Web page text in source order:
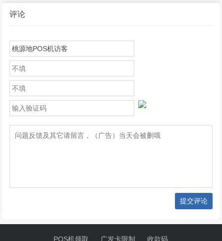
评论
提交评论
POS机领取 广发卡限制 收款码